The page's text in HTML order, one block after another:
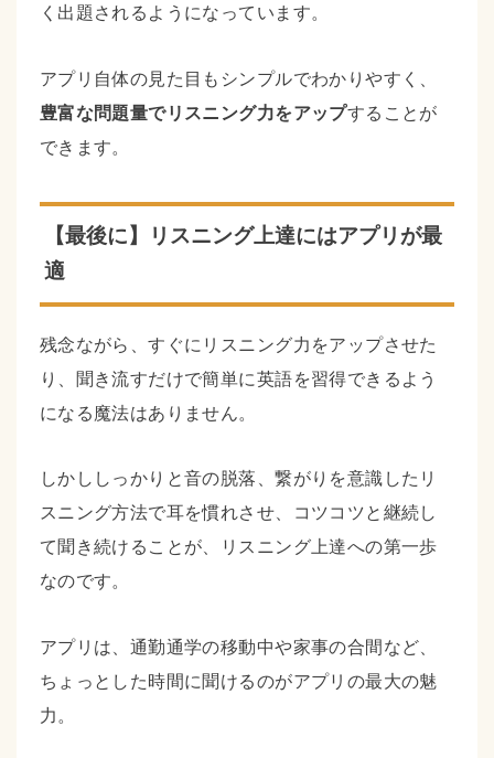
く出題されるようになっています。
アプリ自体の見た目もシンプルでわかりやすく、
豊富な問題量でリスニング力をアップすることが
できます。
【最後に】リスニング上達にはアプリが最
適
残念ながら、すぐにリスニング力をアップさせた
り、聞き流すだけで簡単に英語を習得できるよう
になる魔法はありません。
しかししっかりと音の脱落、繋がりを意識したリ
スニング方法で耳を慣れさせ、コツコツと継続し
て聞き続けることが、リスニング上達への第一歩
なのです。
アプリは、通勤通学の移動中や家事の合間など、
ちょっとした時間に聞けるのがアプリの最大の魅
力。